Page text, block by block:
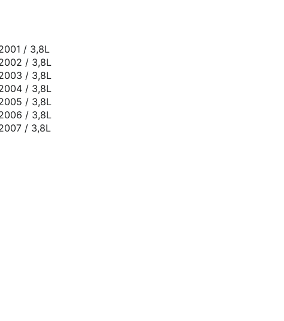
/ 3,8L
/ 3,8L
/ 3,8L
/ 3,8L
/ 3,8L
/ 3,8L
/ 3,8L